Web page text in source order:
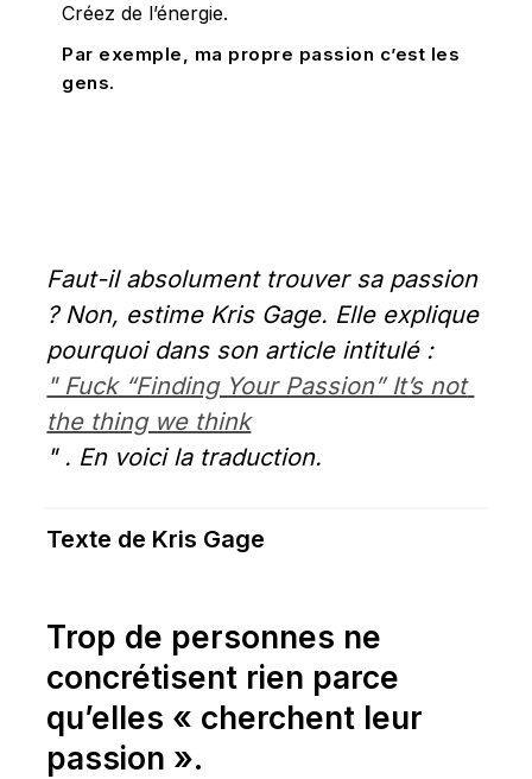
Créez de l’énergie.
Par exemple, ma propre passion c’est les
gens.
Faut-il absolument trouver sa passion
? Non, estime Kris Gage. Elle explique
pourquoi dans son article intitulé :
" Fuck “Finding Your Passion” It’s not
the thing we think
" . En voici la traduction.
Texte de Kris Gage
Trop de personnes ne
concrétisent rien parce
qu’elles « cherchent leur
passion ».